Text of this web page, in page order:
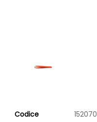
Codice
152070